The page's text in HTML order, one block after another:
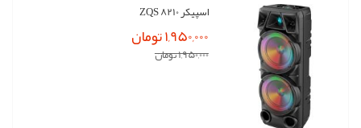
اسپیکر ZQS 8210
1,950,000 تومان
1,950,000 تومان